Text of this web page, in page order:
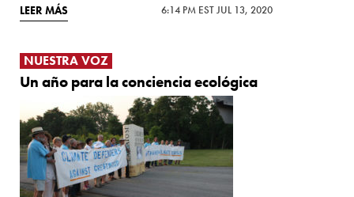
LEER MÁS 6:14 PM EST JUL 13, 2020
NUESTRA VOZ
Un año para la conciencia ecológica